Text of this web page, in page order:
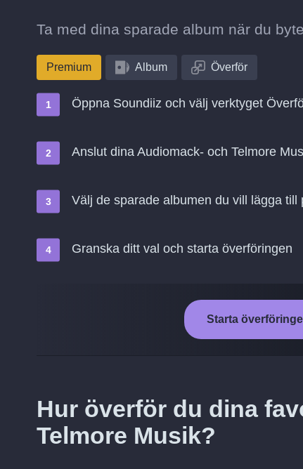
Ta med dina sparade album när du
Premium Album Överför
Öppna Soundiiz och välj verktyget
Anslut dina Audiomack- och Telmore
Välj de sparade albumen du vill lägga till
Granska ditt val och starta överföringen
Starta
Hur överför du dina
Telmore Musik?